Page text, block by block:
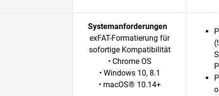
Systemanforderungen
exFAT-Formatierung für
sofortige Kompatibilität
• Chrome OS
• Windows 10, 8.1
• macOS® 10.14+